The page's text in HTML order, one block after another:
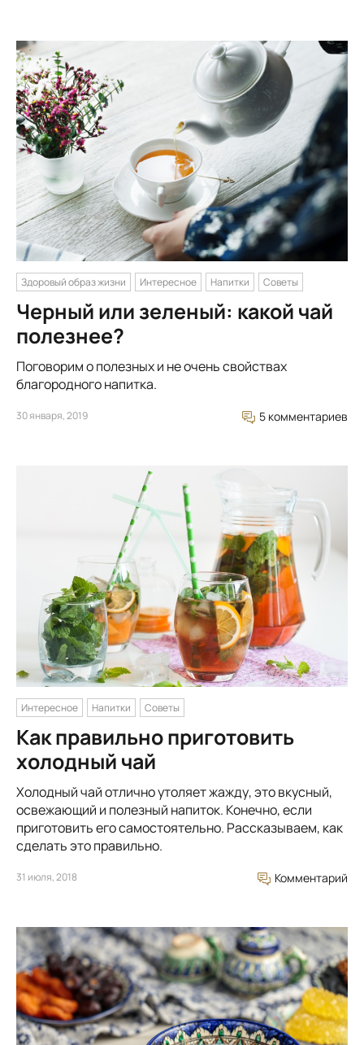
Здоровый образ жизни Интересное Напитки Советы
Черный или зеленый: какой чай
полезнее?
Поговорим о полезных и не очень свойствах
благородного напитка.
30 января, 2019 5 комментариев
Интересное Напитки Советы
Как правильно приготовить
холодный чай
Холодный чай отлично утоляет жажду, это вкусный,
освежающий и полезный напиток. Конечно, если
приготовить его самостоятельно. Рассказываем, как
сделать это правильно.
31 июля, 2018 Комментарий